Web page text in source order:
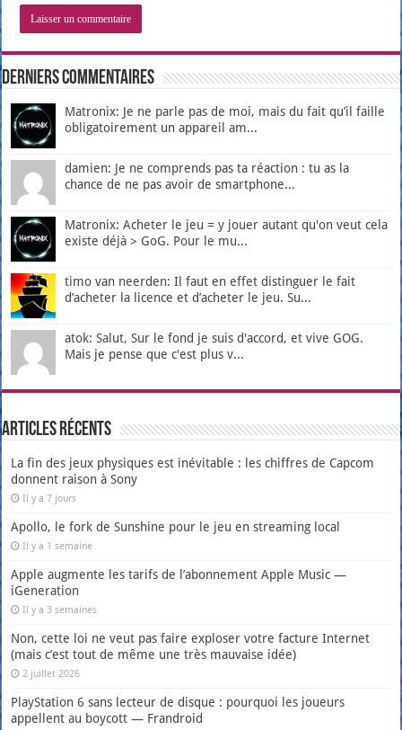
Derniers Commentaires
Matronix: Je ne parle pas de moi, mais du fait qu’il faille
obligatoirement un appareil am...
damien: Je ne comprends pas ta réaction : tu as la
chance de ne pas avoir de smartphone...
Matronix: Acheter le jeu = y jouer autant qu'on veut cela
existe déjà > GoG. Pour le mu...
timo van neerden: Il faut en effet distinguer le fait
d’acheter la licence et d’acheter le jeu. Su...
atok: Salut, Sur le fond je suis d'accord, et vive GOG.
Mais je pense que c'est plus v...
Articles récents
La fin des jeux physiques est inévitable : les chiffres de Capcom
donnent raison à Sony
Il y a 7 jours
Apollo, le fork de Sunshine pour le jeu en streaming local
Il y a 1 semaine
Apple augmente les tarifs de l’abonnement Apple Music —
iGeneration
Il y a 3 semaines
Non, cette loi ne veut pas faire exploser votre facture Internet
(mais c’est tout de même une très mauvaise idée)
2 juillet 2026
PlayStation 6 sans lecteur de disque : pourquoi les joueurs
appellent au boycott — Frandroid